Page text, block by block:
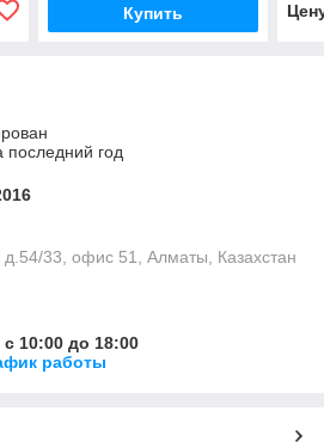
Купить
последний год
33, офис 51, Алматы, Казахстан
10:00 до 18:00
работы